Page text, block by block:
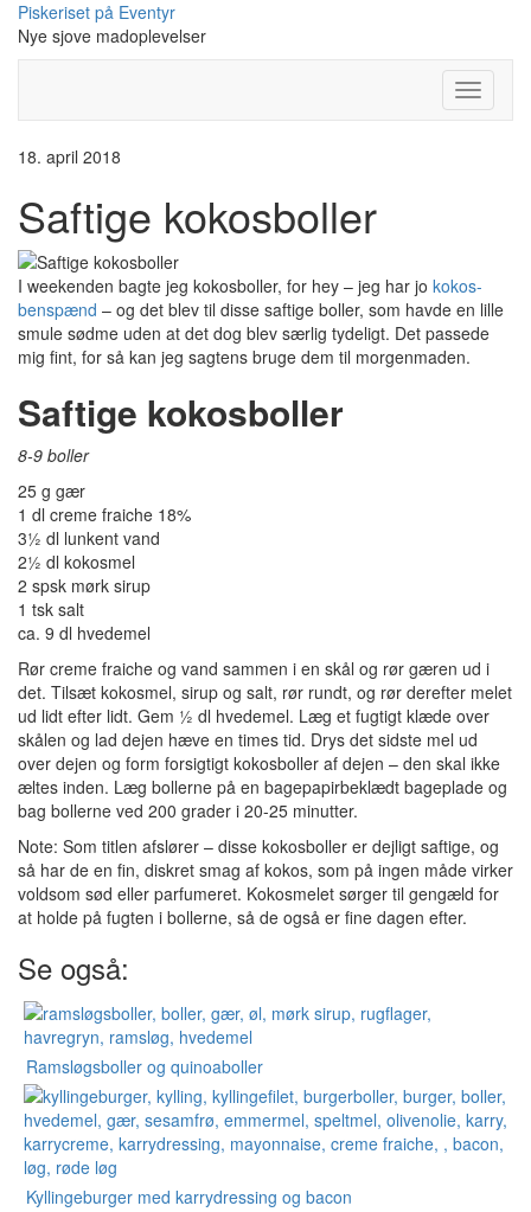
Skip
content
Piskeriset på Eventyr
Nye sjove madoplevelser
Toggle
18. april 2018
Saftige kokosboller
I weekenden bagte jeg kokosboller, for hey – jeg har jo kokos-
benspænd – og det blev til disse saftige boller, som havde en lille
smule sødme uden at det dog blev særlig tydeligt. Det passede
mig fint, for så kan jeg sagtens bruge dem til morgenmaden.
Saftige kokosboller
8-9 boller
25 g gær
1 dl creme fraiche 18%
3½ dl lunkent vand
2½ dl kokosmel
2 spsk mørk sirup
1 tsk salt
ca. 9 dl hvedemel
Rør creme fraiche og vand sammen i en skål og rør gæren ud i
det. Tilsæt kokosmel, sirup og salt, rør rundt, og rør derefter melet
ud lidt efter lidt. Gem ½ dl hvedemel. Læg et fugtigt klæde over
skålen og lad dejen hæve en times tid. Drys det sidste mel ud
over dejen og form forsigtigt kokosboller af dejen – den skal ikke
æltes inden. Læg bollerne på en bagepapirbeklædt bageplade og
bag bollerne ved 200 grader i 20-25 minutter.
Note: Som titlen afslører – disse kokosboller er dejligt saftige, og
så har de en fin, diskret smag af kokos, som på ingen måde virker
voldsom sød eller parfumeret. Kokosmelet sørger til gengæld for
at holde på fugten i bollerne, så de også er fine dagen efter.
Se også:
Ramsløgsboller og quinoaboller
Kyllingeburger med karrydressing og bacon